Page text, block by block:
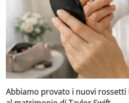
Abbiamo provato i nuovi rossetti